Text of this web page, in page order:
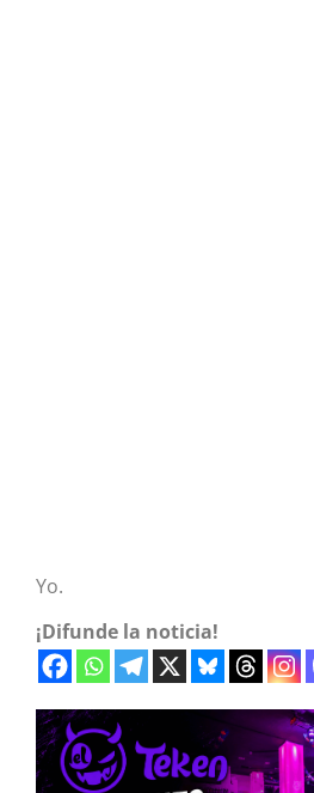
Yo.
¡Difunde la noticia!